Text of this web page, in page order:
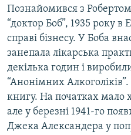
Познайомився з
“доктор Боб”, 1935 року в
справі бізнесу. У Боба
занепала лікарська
декілька годин і
“Анонімних
книгу. На початках мало
але у березні 1941-го
Джека Александера у